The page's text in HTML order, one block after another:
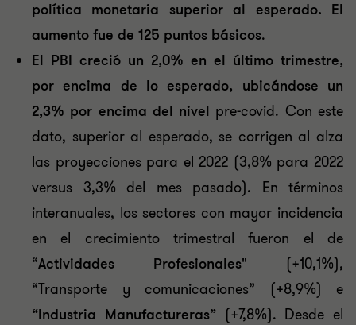
política monetaria superior al esperado. El
aumento fue de 125 puntos básicos.
El PBI creció un 2,0% en el último trimestre,
por encima de lo esperado, ubicándose un
2,3% por encima del nivel pre-covid. Con este
dato, superior al esperado, se corrigen al alza
las proyecciones para el 2022 (3,8% para 2022
versus 3,3% del mes pasado). En términos
interanuales, los sectores con mayor incidencia
en el crecimiento trimestral fueron el de
“Actividades Profesionales" (+10,1%),
“Transporte y comunicaciones” (+8,9%) e
“Industria Manufactureras”(+7,8%). Desde el